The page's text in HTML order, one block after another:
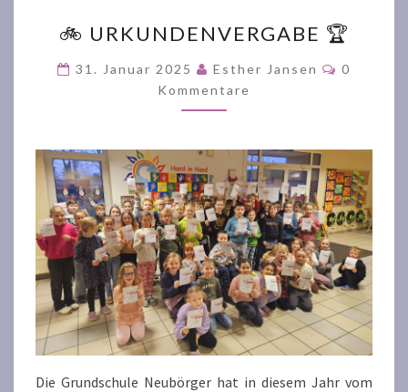
URKUNDENVERGABE
🏆
🚲 URKUNDENVERGABE 🏆
31. Januar 2025 Esther Jansen
0
Kommentare
Die Grundschule Neubörger hat in diesem Jahr vom